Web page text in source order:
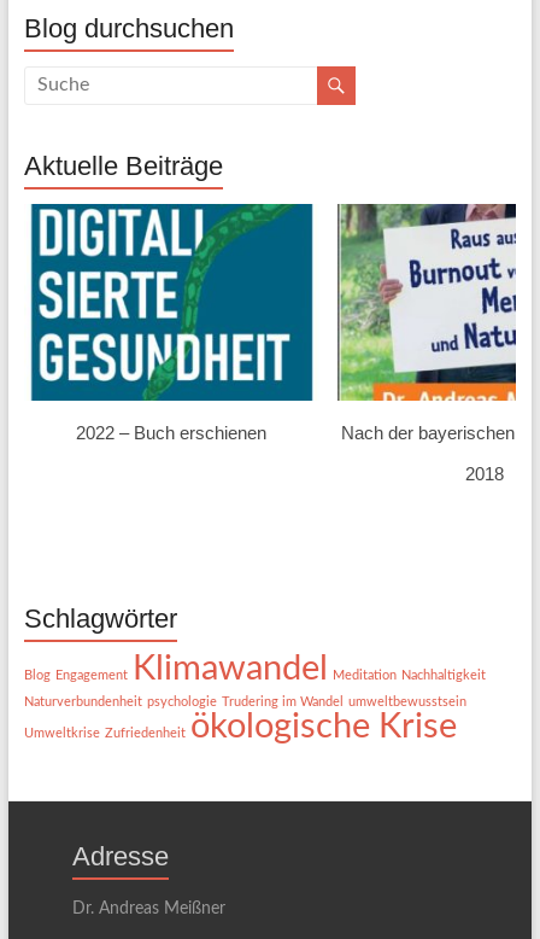
Blog durchsuchen
Aktuelle Beiträge
2022 – Buch erschienen
Nach der bayerischen
2018
Schlagwörter
Blog Engagement Klimawandel Meditation Nachhaltigkeit
Naturverbundenheit psychologie Trudering im Wandel umweltbewusstsein
Umweltkrise Zufriedenheit ökologische Krise
Adresse
Dr. Andreas Meißner